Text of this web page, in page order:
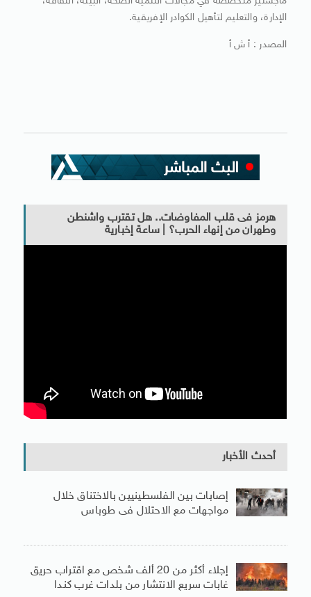
الإدارة، والتعليم لتأهيل الكوادر الإفريقية.
المصدر : أ ش أ
هرمز فى قلب المفاوضات.. هل تقترب واشنطن
وطهران من إنهاء الحرب؟ | ساعة إخبارية
أحدث الأخبار
إصابات بين الفلسطينيين بالاختناق خلال
مواجهات مع الاحتلال فى طوباس
إجلاء أكثر من 20 ألف شخص مع اقتراب حريق
غابات سريع الانتشار من بلدات غرب كندا